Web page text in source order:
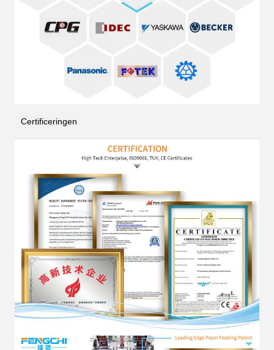
Certificeringen